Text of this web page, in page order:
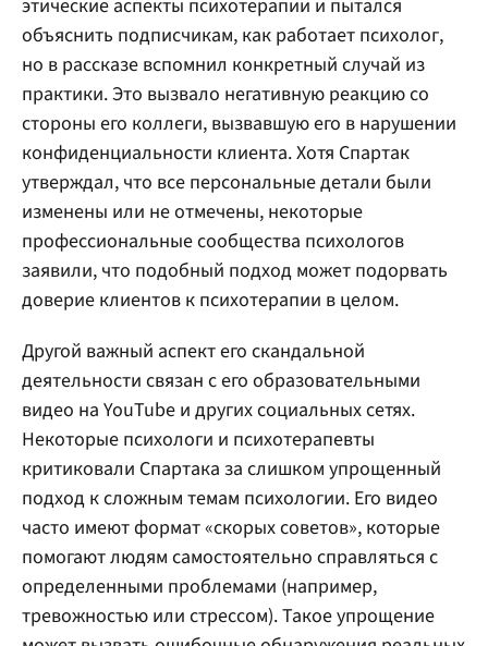
этические аспекты психотерапии и пытался
объяснить подписчикам, как работает психолог,
но в рассказе вспомнил конкретный случай из
практики. Это вызвало негативную реакцию со
стороны его коллеги, вызвавшую его в нарушении
конфиденциальности клиента. Хотя Спартак
утверждал, что все персональные детали были
изменены или не отмечены, некоторые
профессиональные сообщества психологов
заявили, что подобный подход может подорвать
доверие клиентов к психотерапии в целом.
Другой важный аспект его скандальной
деятельности связан с его образовательными
видео на YouTube и других социальных сетях.
Некоторые психологи и психотерапевты
критиковали Спартака за слишком упрощенный
подход к сложным темам психологии. Его видео
часто имеют формат «скорых советов», которые
помогают людям самостоятельно справляться с
определенными проблемами (например,
тревожностью или стрессом). Такое упрощение